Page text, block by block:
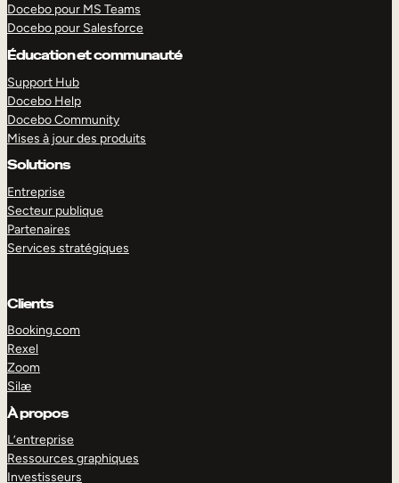
Docebo pour MS Teams
Docebo pour Salesforce
Éducation et communauté
Support Hub
Docebo Help
Docebo Community
Mises à jour des produits
Solutions
Entreprise
Secteur publique
Partenaires
Services stratégiques
Clients
Booking.com
Rexel
Zoom
Silæ
À propos
L’entreprise
Ressources graphiques
Investisseurs